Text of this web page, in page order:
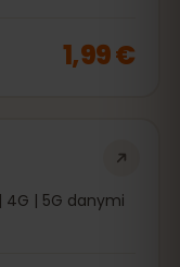
1,99 €
4G | 5G danymi